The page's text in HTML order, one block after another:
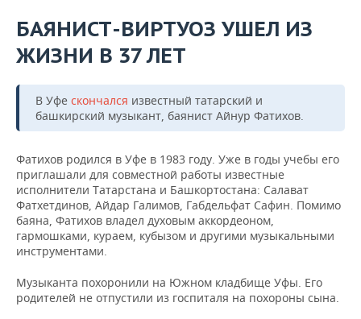
БАЯНИСТ-ВИРТУОЗ УШЕЛ ИЗ
ЖИЗНИ В 37 ЛЕТ
В Уфе скончался известный татарский и
башкирский музыкант, баянист Айнур Фатихов.
Фатихов родился в Уфе в 1983 году. Уже в годы учебы его
приглашали для совместной работы известные
исполнители Татарстана и Башкортостана: Салават
Фатхетдинов, Айдар Галимов, Габдельфат Сафин. Помимо
баяна, Фатихов владел духовым аккордеоном,
гармошками, кураем, кубызом и другими музыкальными
инструментами.
Музыканта похоронили на Южном кладбище Уфы. Его
родителей не отпустили из госпиталя на похороны сына.